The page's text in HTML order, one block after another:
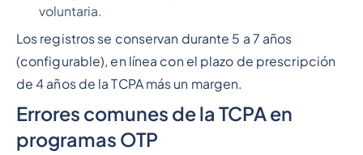
voluntaria.
Los registros se conservan durante 5 a 7 años
(configurable), en línea con el plazo de prescripción
de 4 años de la TCPA más un margen.
Errores comunes de la TCPA en
programas OTP